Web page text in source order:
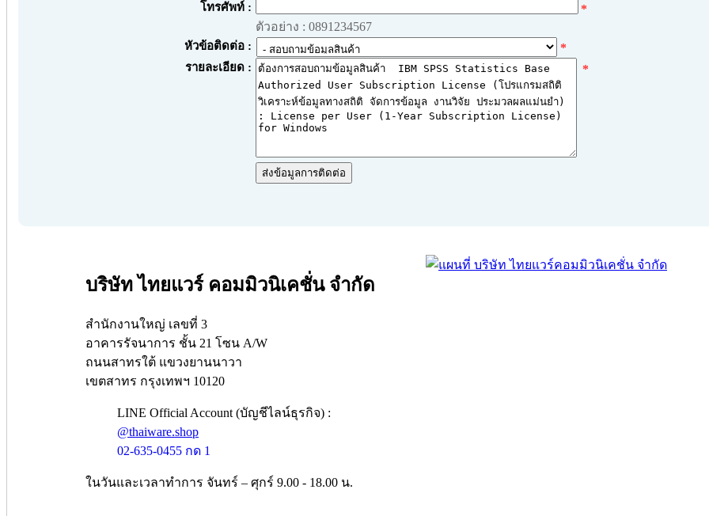
โทรศัพท์ :
*
ตัวอย่าง : 0891234567
หัวข้อติดต่อ : *
รายละเอียด : *
บริษัท ไทยแวร์ คอมมิวนิเคชั่น จำกัด
สำนักงานใหญ่ เลขที่ 3
อาคารรัจนาการ ชั้น 21 โซน A/W
ถนนสาทรใต้ แขวงยานนาวา
เขตสาทร กรุงเทพฯ 10120
LINE Official Account (บัญชีไลน์ธุรกิจ) :
@thaiware.shop
02-635-0455 กด 1
ในวันและเวลาทำการ จันทร์ – ศุกร์ 9.00 - 18.00 น.